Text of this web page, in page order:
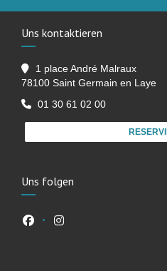
Uns kontaktieren
1 place André Malraux
78100 Saint Germain en Laye
01 30 61 02 00
Uns folgen
Facebook ((öffnet ein neues
Instagram ((öffnet ein